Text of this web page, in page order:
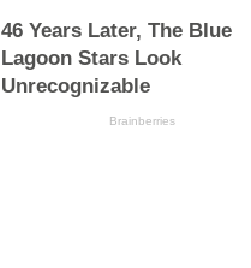
46 Years Later, The Blue
Lagoon Stars Look
Unrecognizable
Brainberries